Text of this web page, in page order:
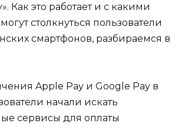
Как это работает и с какими
столкнуться пользователи
смартфонов, разбираемся в
Apple Pay и Google Pay в
начали искать
сервисы для оплаты